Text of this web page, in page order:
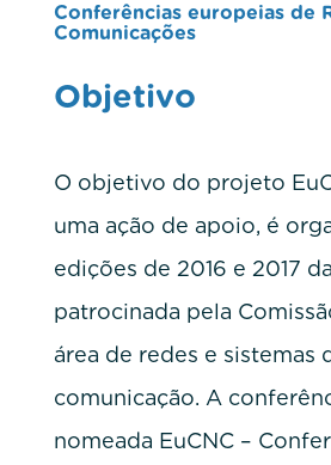
Conferências europeias de
Comunicações
Objetivo
O objetivo do projeto
uma ação de apoio, é
edições de 2016 e 2017
patrocinada pela
área de redes e sistemas
comunicação. A
nomeada EuCNC –